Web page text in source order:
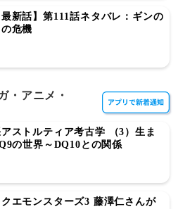
新話】第111話ネタバレ：ギンの
危機
・アニメ・
アストルティア考古学 （3）生ま
の世界～DQ10との関係
クエモンスターズ3 藤澤仁さんが